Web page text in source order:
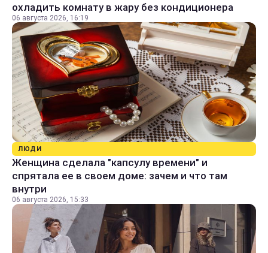
охладить комнату в жару без кондиционера
06 августа 2026, 16:19
ЛЮДИ
Женщина сделала "капсулу времени" и
спрятала ее в своем доме: зачем и что там
внутри
06 августа 2026, 15:33